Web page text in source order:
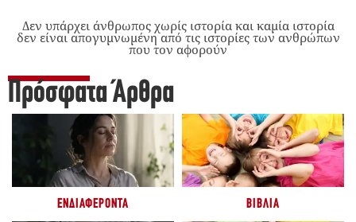
Δεν υπάρχει άνθρωπος χωρίς ιστορία και καμία ιστορία
δεν είναι απογυμνωμένη από τις ιστορίες των ανθρώπων
που τον αφορούν
Πρόσφατα Άρθρα
ΕΝΔΙΑΦΈΡΟΝΤΑ ΒΙΒΛΊΑ